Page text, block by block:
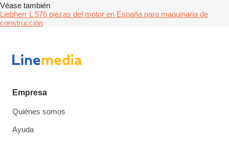
Véase también
Liebherr L 576 piezas del motor en España para maquinaria de
construcción
Empresa
Quiénes somos
Ayuda